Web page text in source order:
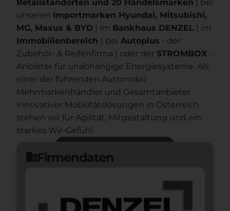
Retailstandorten und 20 Handelsmarken | bei
unseren Importmarken Hyundai, Mitsubishi,
MG, Maxus & BYD | im Bankhaus DENZEL | im
Immobilienbereich | bei Autoplus - der
Zubehör- & Reifenfirma | oder der STROMBOX -
Anbieter für unabhängige Energiesysteme. Als
einer der führenden Automobil-
Mehrmarkenhändler und Gesamtanbieter
innovativer Mobilitätslösungen in Österreich
stehen wir für Agilität, Mitgestaltung und ein
starkes Wir-Gefühl.
domainFirmendaten